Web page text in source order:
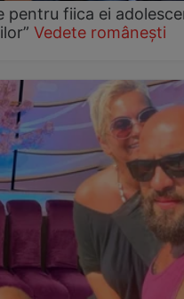
pentru fiica ei
Vedete românești